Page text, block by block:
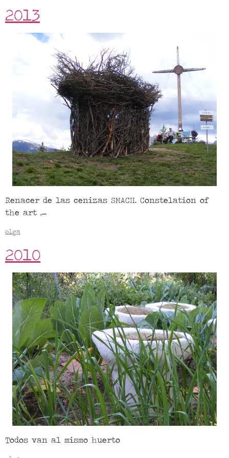
2013
Renacer de las cenizas SMACH. Constelation of
the art ,…
olga
2010
Todos van al mismo huerto